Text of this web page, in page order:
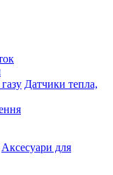
Датчики тепла,
Аксесуари для